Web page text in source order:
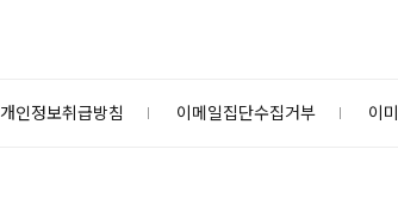
개인정보취급방침 이메일집단수집거부 이